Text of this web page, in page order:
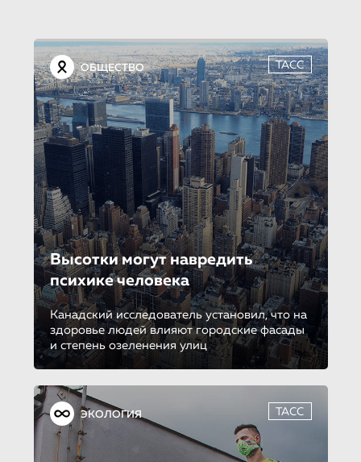
ОБЩЕСТВО ТАСС
Высотки могут навредить
психике человека
Канадский исследователь установил, что на
здоровье людей влияют городские фасады
и степень озеленения улиц
ЭКОЛОГИЯ ТАСС